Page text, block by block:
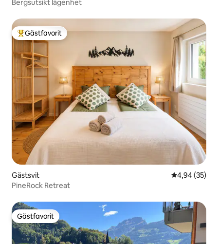
Bergsutsikt lägenhet
Populär gästfavorit
Gästfavorit
Gästsvit 4,94 av 5 i
4,94 (35)
PineRock Retreat
Gästfavorit
Gästfavorit